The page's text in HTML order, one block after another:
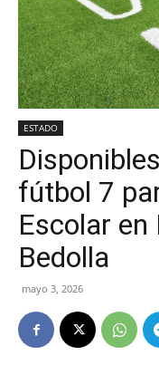
ESTADO
fútbol 7
Escolar
Bedolla
mayo 3, 2026